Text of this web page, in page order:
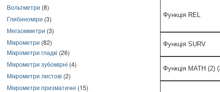
Вольтметри (8)
Глибиноміри (3)
Мегаомметри (3)
Мікрометри (82)
Мікрометри гладкі (26)
Мікрометри зубомірні (4)
Мікрометри листові (2)
Мікрометри призматичні (15)
Функція REL
Функція SURV
Функція MATH (2)